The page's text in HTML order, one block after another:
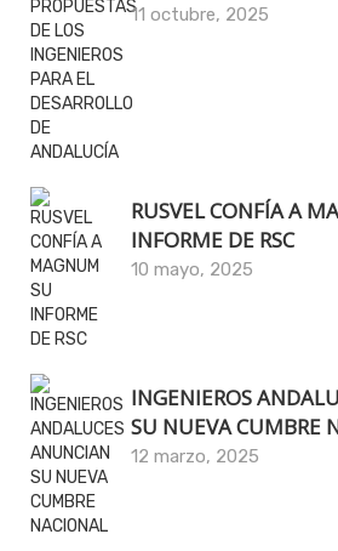
11 octubre, 2025
RUSVEL CONFÍA A
INFORME DE RSC
10 mayo, 2025
INGENIEROS
SU NUEVA CUMBRE
12 marzo, 2025